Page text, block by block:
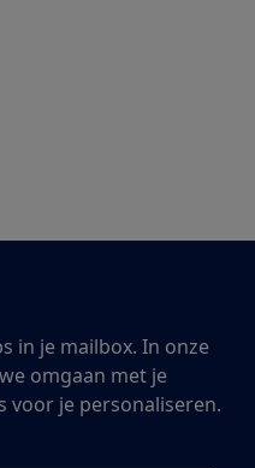
in je mailbox. In onze
omgaan met je
voor je personaliseren.